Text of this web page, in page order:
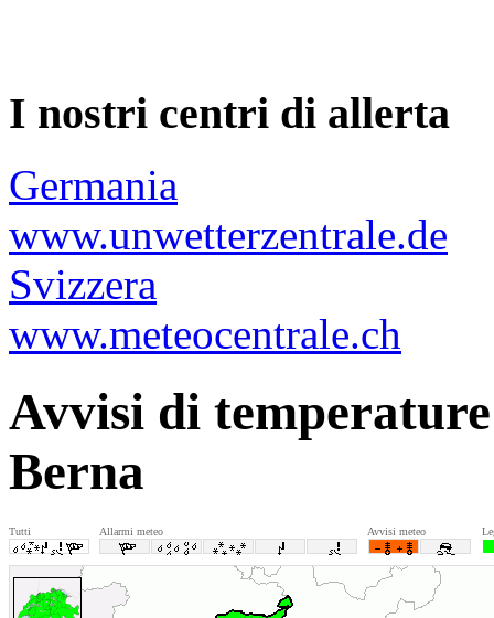
I nostri centri di allerta
Germania
www.unwetterzentrale.de
Svizzera
www.meteocentrale.ch
Avvisi di
Berna
Tutti Allarmi meteo Avvisi meteo